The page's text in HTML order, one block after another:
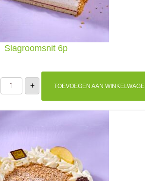
Slagroomsnit 6p
Slagroomsnit
aantal
+ TOEVOEGEN AAN